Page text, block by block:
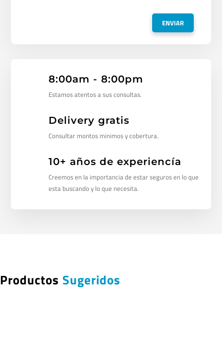
8:00am - 8:00pm
Estamos atentos a sus consultas.
Delivery gratis
Consultar montos minimos y cobertura.
10+ años de experiencía
Creemos en la importancia de estar seguros en lo que
esta buscando y lo que necesita.
Productos Sugeridos